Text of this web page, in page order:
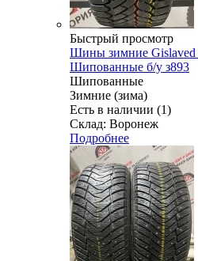
Быстрый просмотр
Шины зимние Gislaved
Шипованные б/у з893
Шипованные
Зимние (зима)
Есть в наличии (1)
Склад: Воронеж
Подробнее